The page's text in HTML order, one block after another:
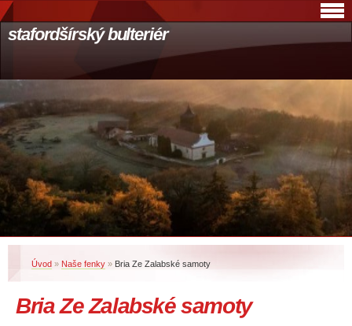
stafordšírský bulteriér
Úvod » Naše fenky » Bria Ze Zalabské samoty
Bria Ze Zalabské samoty